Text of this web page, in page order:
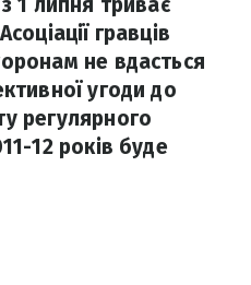
1 липня триває
гравців
не вдасться
угоди до
регулярного
12 років буде